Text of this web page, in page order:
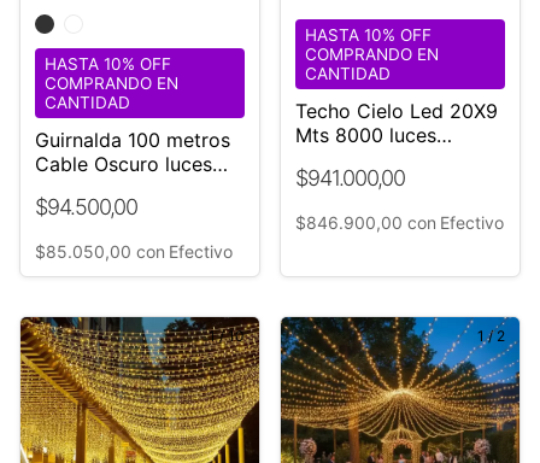
Guirnalda 100 metros
Cable Oscuro luces
lluvia
$94.500,00
HASTA 10% OFF
COMPRANDO EN
CANTIDAD
$85.050,00 con Efectivo
Techo Cielo Led 20X9
Mts 8000 luces
$941.000,00
HASTA 10% OFF
COMPRANDO EN
CANTIDAD
$846.900,00 con Efectivo
1/10 1/2